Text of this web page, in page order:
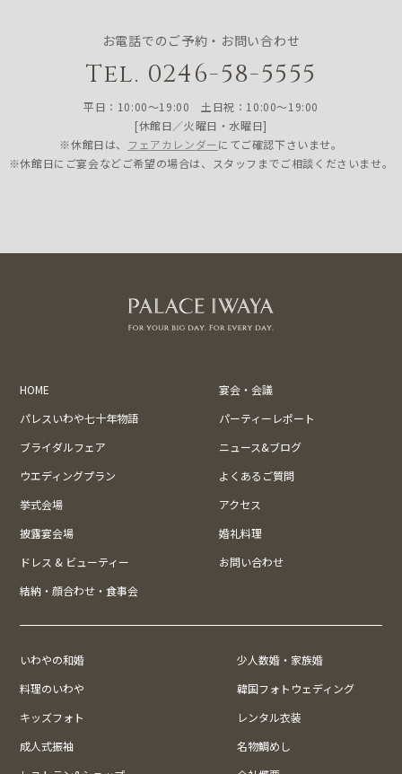
お電話でのご予約・お問い合わせ
Tel. 0246-58-5555
平日：10:00〜19:00 土日祝：10:00〜19:00
[休館日／火曜日・水曜日]
※休館日は、 フェアカレンダーにてご確認下さいませ。
※休館日にご宴会などご希望の場合は、スタッフまでご相談くださいませ。
HOME
宴会・会議
パレスいわや七十年物語
パーティーレポート
ブライダルフェア
ニュース&ブログ
ウエディングプラン
よくあるご質問
挙式会場
アクセス
披露宴会場
婚礼料理
ドレス & ビューティー
お問い合わせ
結納・顔合わせ・食事会
いわやの和婚
少人数婚・家族婚
料理のいわや
韓国フォトウェディング
キッズフォト
レンタル衣装
成人式振袖
名物鯛めし